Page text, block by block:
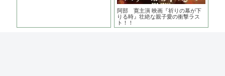
阿部 寛主演 映画『祈りの幕が下
りる時』壮絶な親子愛の衝撃ラス
ト！！